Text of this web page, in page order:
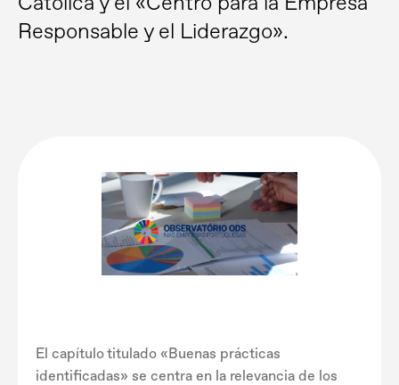
Responsable y el Liderazgo».
El capítulo titulado «Buenas prácticas
identificadas» se centra en la relevancia de los